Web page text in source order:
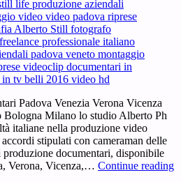
Padova Venezia Verona Vicenza
Bologna Milano lo studio Alberto Ph
italiane nella produzione video
stipulati con cameraman delle
produzione documentari, disponibile
Verona, Vicenza,… Continue reading